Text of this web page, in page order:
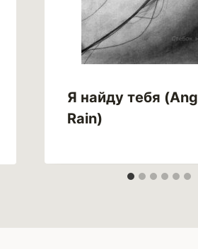
Я найду тебя
Rain)